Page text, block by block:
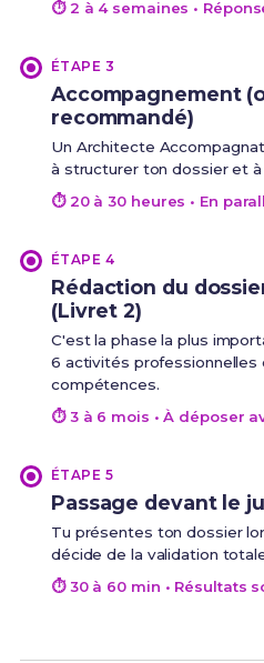
⏱ 2 à 4 semaines •
ÉTAPE 3
Accompagnement
recommandé)
Un Architecte
à structurer ton dossier et
⏱ 20 à 30 heures • En
ÉTAPE 4
Rédaction du
(Livret 2)
C'est la phase la plus
6 activités professionnelles
compétences.
⏱ 3 à 6 mois • À déposer
ÉTAPE 5
Passage devant le
Tu présentes ton dossier
décide de la validation
⏱ 30 à 60 min • Résultats